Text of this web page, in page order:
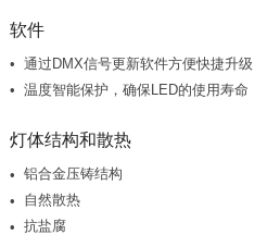
软件
通过DMX信号更新软件方便快捷升级
温度智能保护，确保LED的使用寿命
灯体结构和散热
铝合金压铸结构
自然散热
抗盐腐